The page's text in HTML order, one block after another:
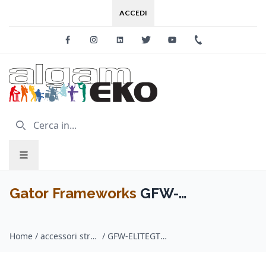
ACCEDI
FacebookInstagramLinkedinTwitter Youtube
Gator Frameworks GFW-
Home / accessori strumenti a corda / Gator Frameworks / GFW-ELITEGTRXSTD-GRY Supporto X per chitarra in finitura grigio Driftwood